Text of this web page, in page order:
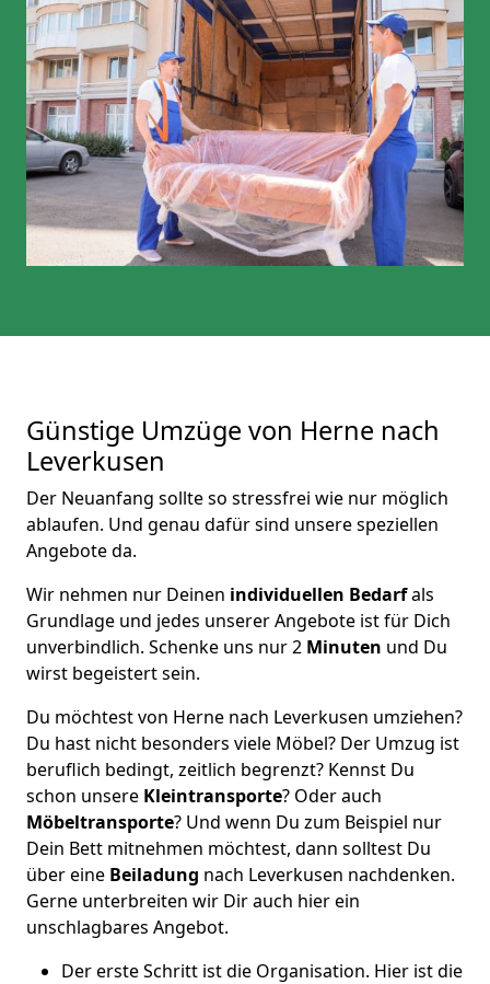
Günstige Umzüge von Herne nach
Leverkusen
Der Neuanfang sollte so stressfrei wie nur möglich
ablaufen. Und genau dafür sind unsere speziellen
Angebote da.
Wir nehmen nur Deinen individuellen Bedarfals
Grundlage und jedes unserer Angebote ist für Dich
unverbindlich. Schenke uns nur 2 Minuten und Du
wirst begeistert sein.
Du möchtest von Herne nach Leverkusen umziehen?
Du hast nicht besonders viele Möbel? Der Umzug ist
beruflich bedingt, zeitlich begrenzt? Kennst Du
schon unsere Kleintransporte? Oder auch
Möbeltransporte? Und wenn Du zum Beispiel nur
Dein Bett mitnehmen möchtest, dann solltest Du
über eine Beiladung nach Leverkusen nachdenken.
Gerne unterbreiten wir Dir auch hier ein
unschlagbares Angebot.
Der erste Schritt ist die Organisation. Hier ist die